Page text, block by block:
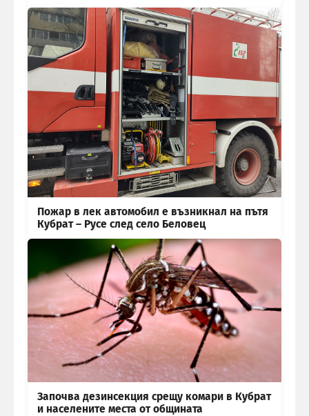
Пожар в лек автомобил е възникнал на пътя
Кубрат – Русе след село Беловец
Започва дезинсекция срещу комари в Кубрат
и населените места от общината